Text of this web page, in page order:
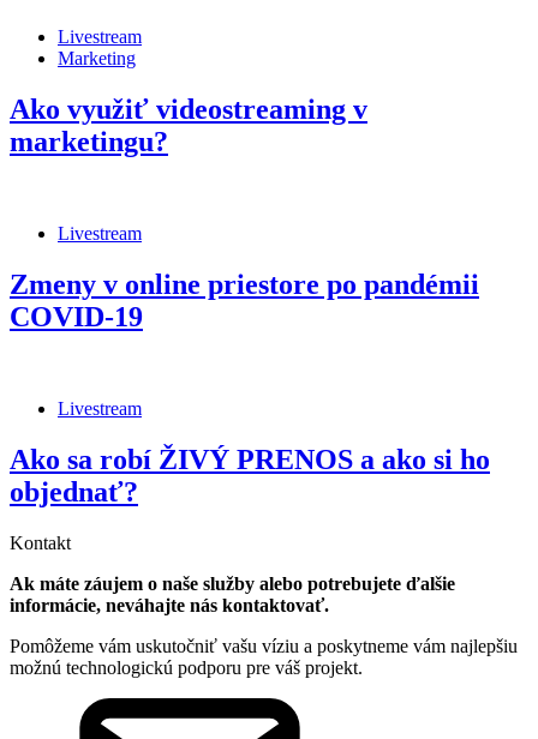
Livestream
Marketing
Ako využiť videostreaming v
marketingu?
Livestream
Zmeny v online priestore po pandémii
COVID-19
Livestream
Ako sa robí ŽIVÝ PRENOS a ako si ho
objednať?
Kontakt
Ak máte záujem o naše služby alebo potrebujete ďalšie
informácie, neváhajte nás kontaktovať.
Pomôžeme vám uskutočniť vašu víziu a poskytneme vám najlepšiu
možnú technologickú podporu pre váš projekt.